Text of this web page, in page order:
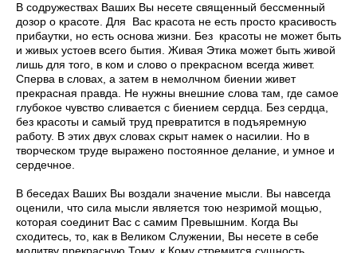
В содружествах Ваших Вы несете священный бессменный
дозор о красоте. Для Вас красота не есть просто красивость
прибаутки, но есть основа жизни. Без красоты не может быть
и живых устоев всего бытия. Живая Этика может быть живой
лишь для того, в ком и слово о прекрасном всегда живет.
Сперва в словах, а затем в немолчном биении живет
прекрасная правда. Не нужны внешние слова там, где самое
глубокое чувство сливается с биением сердца. Без сердца,
без красоты и самый труд превратится в подъяремную
работу. В этих двух словах скрыт намек о насилии. Но в
творческом труде выражено постоянное делание, и умное и
сердечное.
В беседах Ваших Вы воздали значение мысли. Вы навсегда
оценили, что сила мысли является тою незримой мощью,
которая соединит Вас с самим Превышним. Когда Вы
сходитесь, то, как в Великом Служении, Вы несете в себе